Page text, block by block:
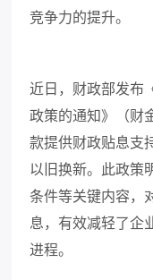
竞争力的提升。
近日，财政部发布
政策的通知》（财
款提供财政贴息支
以旧换新。此政策
条件等关键内容，
息，有效减轻了企
进程。